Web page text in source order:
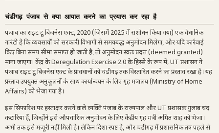
चंडीगढ़ पंजाब से क्या आयात करने का प्रयास कर रहा है
पंजाब का राइट टू बिज़नेस एक्ट, 2020 (जिसमें 2025 में संशोधन किया गया) एक वैधानिक
गारंटी है कि व्यवसायों को सरकारी विभागों से समयबद्ध अनुमोदन मिलेगा, और यदि कार्रवाई
किए बिना समय सीमा समाप्त हो जाती है, तो अनुमोदन स्वतः प्रदत्त (deemed granted)
माना जाएगा। केंद्र के Deregulation Exercise 2.0 के हिस्से के रूप में, UT प्रशासन ने
पंजाब राइट टू बिज़नेस एक्ट के प्रावधानों को चंडीगढ़ तक विस्तारित करने का प्रस्ताव रखा है। यह
प्रस्ताव उपयुक्त अनुकूलनों के साथ कार्यान्वयन के लिए गृह मंत्रालय (Ministry of Home
Affairs) को भेजा गया है।
इस सिफारिश पर हस्ताक्षर करने वाले व्यक्ति पंजाब के राज्यपाल और UT प्रशासक गुलाब चंद
कटारिया हैं, जिन्होंने इसे औपचारिक अनुमोदन के लिए केंद्रीय गृह मंत्री अमित शाह को भेजा।
अभी तक इसे मंजूरी नहीं मिली है। लेकिन दिशा स्पष्ट है, और चंडीगढ़ में प्रशासनिक तंत्र पहले से